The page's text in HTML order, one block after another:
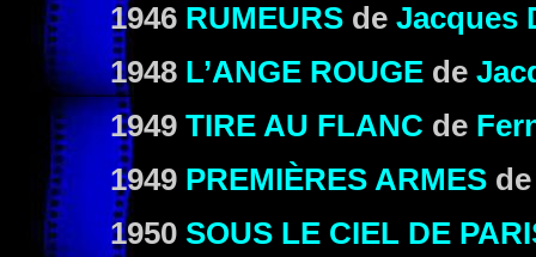
1946 RUMEURS de Jacques
1948 L’ANGE ROUGE de
1949 TIRE AU FLANC de
1949 PREMIÈRES ARMES
1950 SOUS LE CIEL DE